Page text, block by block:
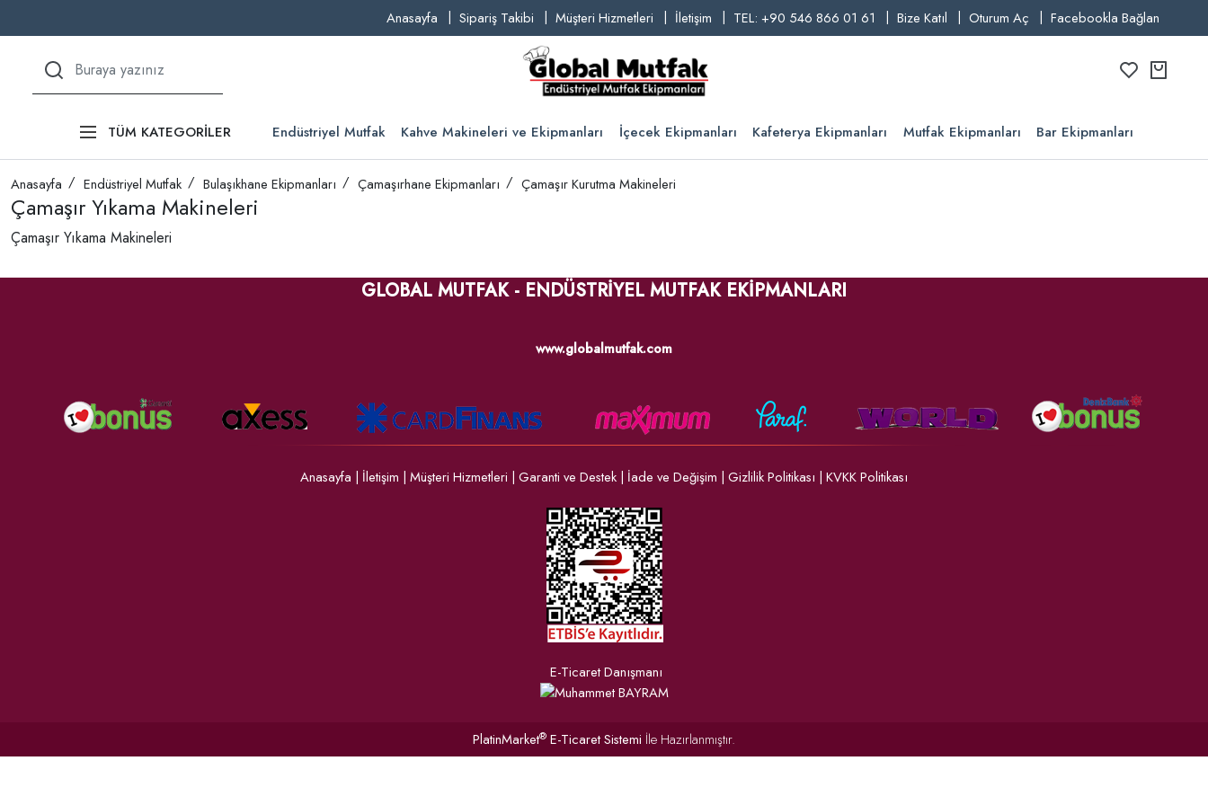
Anasayfa Sipariş Takibi Müşteri Hizmetleri İletişim TEL: +90 546 866 01 61 Bize Katıl Oturum Aç Facebookla Bağlan
TÜM KATEGORİLER Endüstriyel Mutfak Kahve Makineleri ve Ekipmanları İçecek Ekipmanları Kafeterya Ekipmanları Mutfak Ekipmanları Bar Ekipmanları
Anasayfa Endüstriyel Mutfak Bulaşıkhane Ekipmanları Çamaşırhane Ekipmanları Çamaşır Kurutma Makineleri
Çamaşır Yıkama Makineleri
Çamaşır Yıkama Makineleri
GLOBAL MUTFAK - ENDÜSTRİYEL MUTFAK EKİPMANLARI
www.globalmutfak.com
Anasayfa | İletişim | Müşteri Hizmetleri | Garanti ve Destek | İade ve Değişim | Gizlilik Politikası | KVKK Politikası
E-Ticaret Danışmanı
PlatinMarket® E-Ticaret Sistemi İle Hazırlanmıştır.